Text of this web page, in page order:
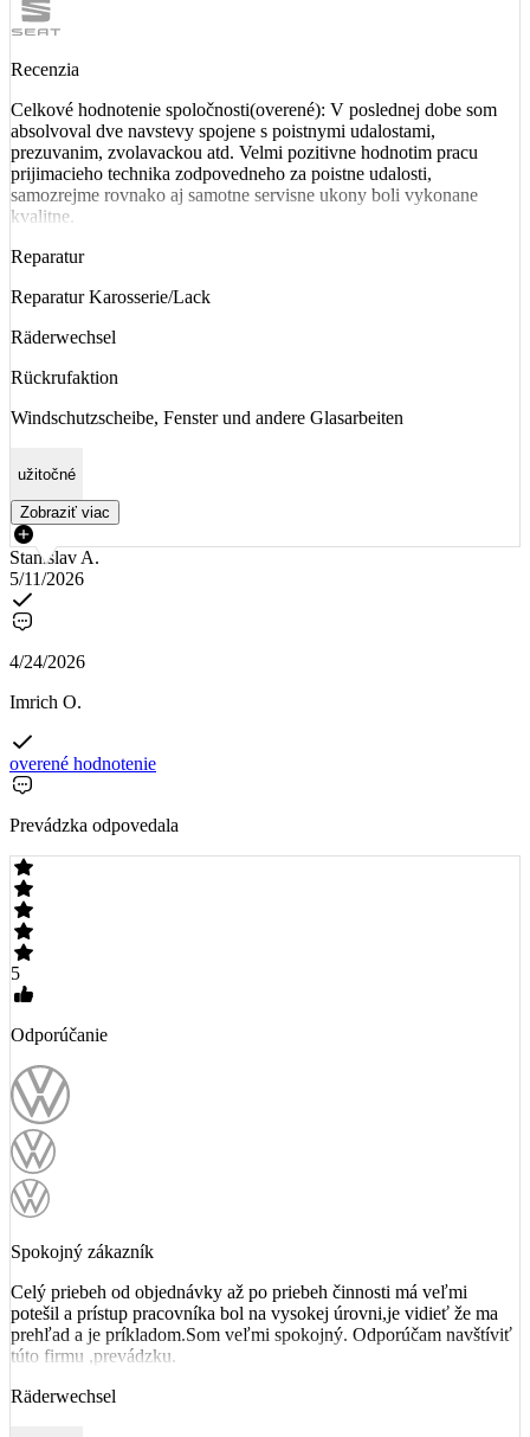
Recenzia
Celkové hodnotenie spoločnosti(overené): V poslednej dobe som
absolvoval dve navstevy spojene s poistnymi udalostami,
prezuvanim, zvolavackou atd. Velmi pozitivne hodnotim pracu
prijimacieho technika zodpovedneho za poistne udalosti,
samozrejme rovnako aj samotne servisne ukony boli vykonane
kvalitne.
Reparatur
Reparatur Karosserie/Lack
Räderwechsel
Rückrufaktion
Windschutzscheibe, Fenster und andere Glasarbeiten
užitočné
Zobraziť viac
Stanislav A.
5/11/2026
4/24/2026
Imrich O.
overené hodnotenie
Prevádzka odpovedala
5
Odporúčanie
Spokojný zákazník
Celý priebeh od objednávky až po priebeh činnosti má veľmi
potešil a prístup pracovníka bol na vysokej úrovni,je vidieť že ma
prehľad a je príkladom.Som veľmi spokojný. Odporúčam navštíviť
túto firmu ,prevádzku.
Räderwechsel